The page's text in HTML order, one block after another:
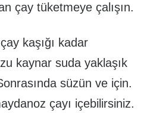
çay tüketmeye çalışın.
kaşığı kadar
kaynar suda yaklaşık
süzün ve için.
çayı içebilirsiniz.